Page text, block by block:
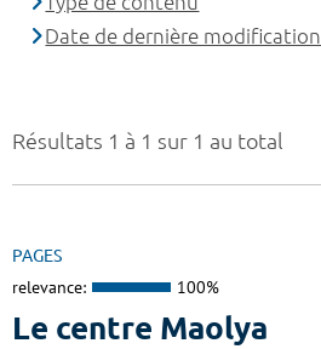
Résultats 1 à 1 sur 1 au total
PAGES
relevance: 100%
Le centre Maolya
Date de dernière modification